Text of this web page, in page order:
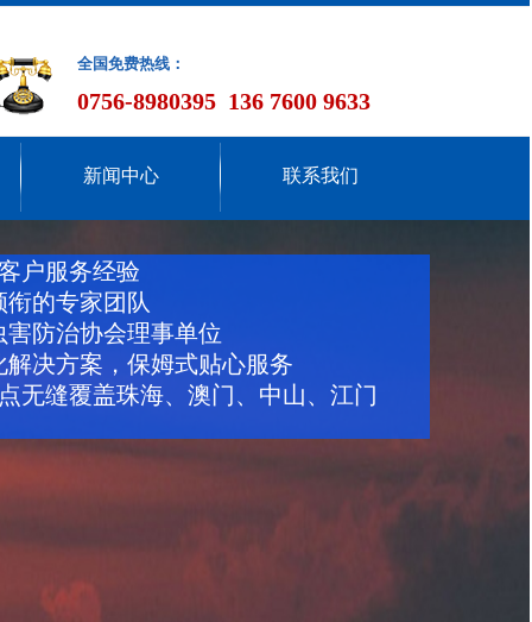
全国免费热线：
0756-8980395 136 7600 9633
新闻中心 联系我们
户服务经验
衔的专家团队
害防治协会理事单位
解决方案，保姆式贴心服务
无缝覆盖珠海、澳门、中山、江门